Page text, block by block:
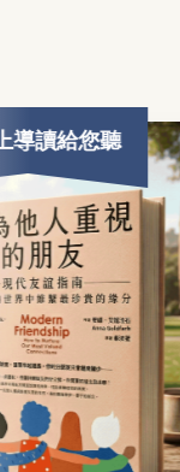
您聽